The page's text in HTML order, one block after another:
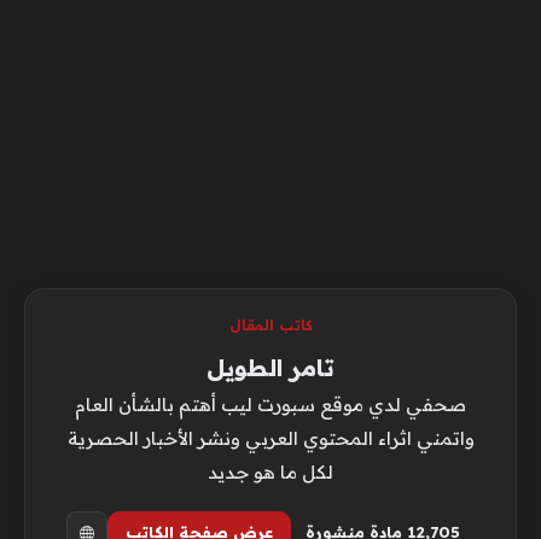
كاتب المقال
تامر الطويل
صحفي لدي موقع سبورت ليب أهتم بالشأن العام
واتمني اثراء المحتوي العربي ونشر الأخبار الحصرية
لكل ما هو جديد
12٬705 مادة منشورة عرض صفحة الكاتب